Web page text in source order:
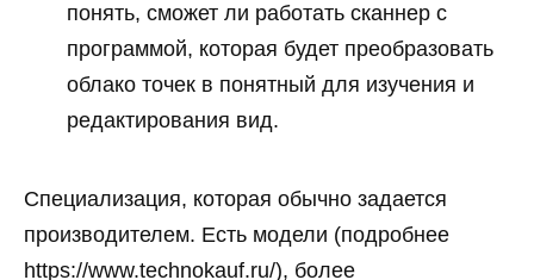
понять, сможет ли работать сканнер с
программой, которая будет преобразовать
облако точек в понятный для изучения и
редактирования вид.
Специализация, которая обычно задается
производителем. Есть модели (подробнее
https://www.technokauf.ru/), более